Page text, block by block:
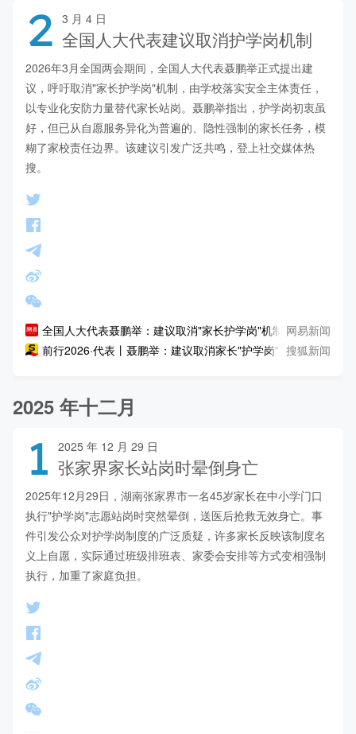
2 3 月 4 日
全国人大代表建议取消护学岗机制
2026年3月全国两会期间，全国人大代表聂鹏举正式提出建
议，呼吁取消"家长护学岗"机制，由学校落实安全主体责任，
以专业化安防力量替代家长站岗。聂鹏举指出，护学岗初衷虽
好，但已从自愿服务异化为普遍的、隐性强制的家长任务，模
糊了家校责任边界。该建议引发广泛共鸣，登上社交媒体热
搜。
全国人大代表聂鹏举：建议取消"家长护学岗"机制 网易新闻
前行2026·代表丨聂鹏举：建议取消家长"护学岗"，以专业化安
搜狐新闻
2025 年十二月
1 2025 年 12 月 29 日
张家界家长站岗时晕倒身亡
2025年12月29日，湖南张家界市一名45岁家长在中小学门口
执行"护学岗"志愿站岗时突然晕倒，送医后抢救无效身亡。事
件引发公众对护学岗制度的广泛质疑，许多家长反映该制度名
义上自愿，实际通过班级排班表、家委会安排等方式变相强制
执行，加重了家庭负担。